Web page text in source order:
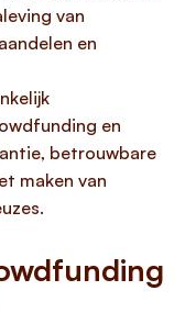
van
en
en
betrouwbare
maken van